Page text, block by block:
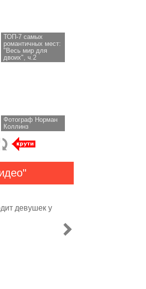
ТОП-7 самых
романтичных мест:
"Весь мир для
двоих", ч.2
Фотограф Норман
Коллинз
девушек у